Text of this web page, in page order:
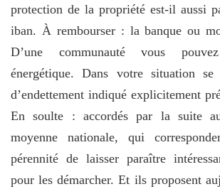
protection de la propriété est-il aussi
iban. À rembourser : la banque ou
D’une communauté vous
énergétique. Dans votre situation
d’endettement indiqué explicitement
En soulte : accordés par la suite
moyenne nationale, qui
pérennité de laisser paraître
pour les démarcher. Et ils proposent